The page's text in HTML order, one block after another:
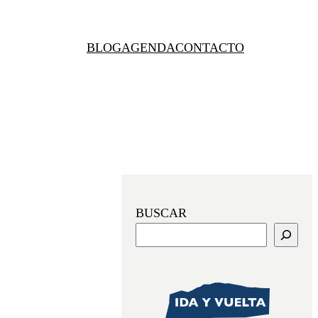
BLOGAGENDACONTACTO
BUSCAR